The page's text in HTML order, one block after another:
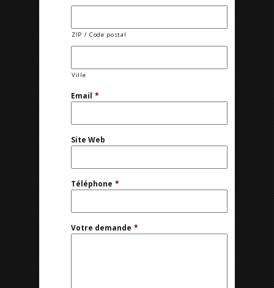
ZIP / Code postal
Ville
Email *
Site Web
Téléphone *
Votre demande *